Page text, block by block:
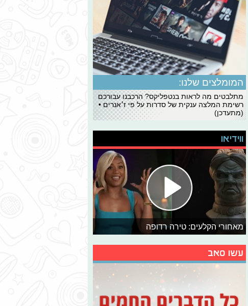
המומלצים שלנו:
מתלבטים מה לראות בנטפליקס? הרכבנו עבורכם
רשימת המלצה ענקית של סדרות על פי ז׳אנרים •
(מתעדכן)
ווידיאו
מאחורי הקלעים: טירה רדופה
עשו סאב